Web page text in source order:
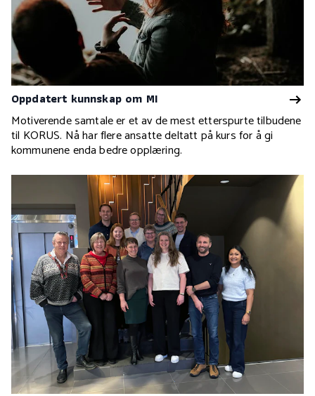
Oppdatert kunnskap om MI
Motiverende samtale er et av de mest etterspurte tilbudene
til KORUS. Nå har flere ansatte deltatt på kurs for å gi
kommunene enda bedre opplæring.